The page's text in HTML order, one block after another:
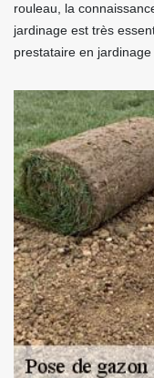
rouleau, la
jardinage est très
prestataire en jardinage